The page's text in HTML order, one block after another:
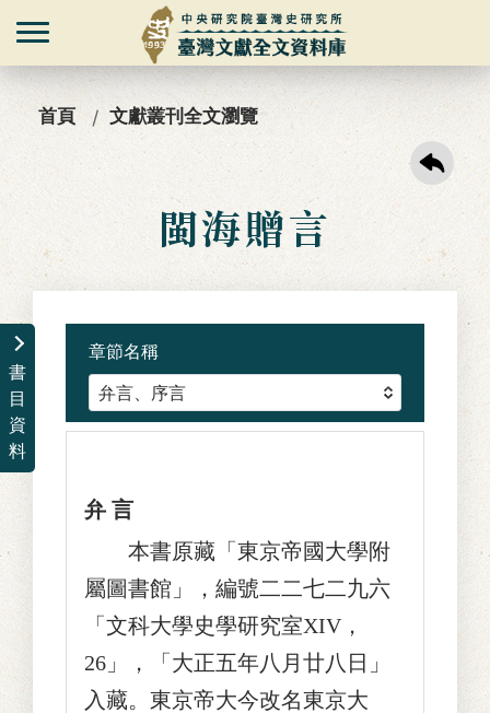
首頁 文獻叢刊全文瀏覽
閩海贈言
書
目
資
料
章節名稱
弁 言
本書原藏「東京帝國大學附
屬圖書館」，編號二二七二九六
「文科大學史學研究室XIV，
26」，「大正五年八月廿八日」
入藏。東京帝大今改名東京大